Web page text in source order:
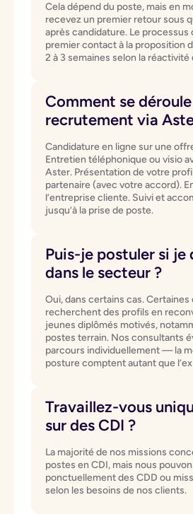
Cela dépend du poste, mais en
recevez un premier retour sous
après candidature. Le processus
premier contact à la proposition
2 à 3 semaines selon la réactivité
Comment se
recrutement via
Candidature en ligne sur une
Entretien téléphonique ou visio
Aster. Présentation de votre
partenaire (avec votre accord).
l’entreprise cliente. Suivi et
jusqu’à la prise de poste.
Puis-je postuler si je
dans le secteur ?
Oui, dans certains cas.
recherchent des profils en
jeunes diplômés motivés,
postes terrain. Nos consultants
parcours individuellement — la
posture comptent autant que
Travaillez-vous
sur des CDI ?
La majorité de nos missions
postes en CDI, mais nous
ponctuellement des CDD ou
selon les besoins de nos clients.